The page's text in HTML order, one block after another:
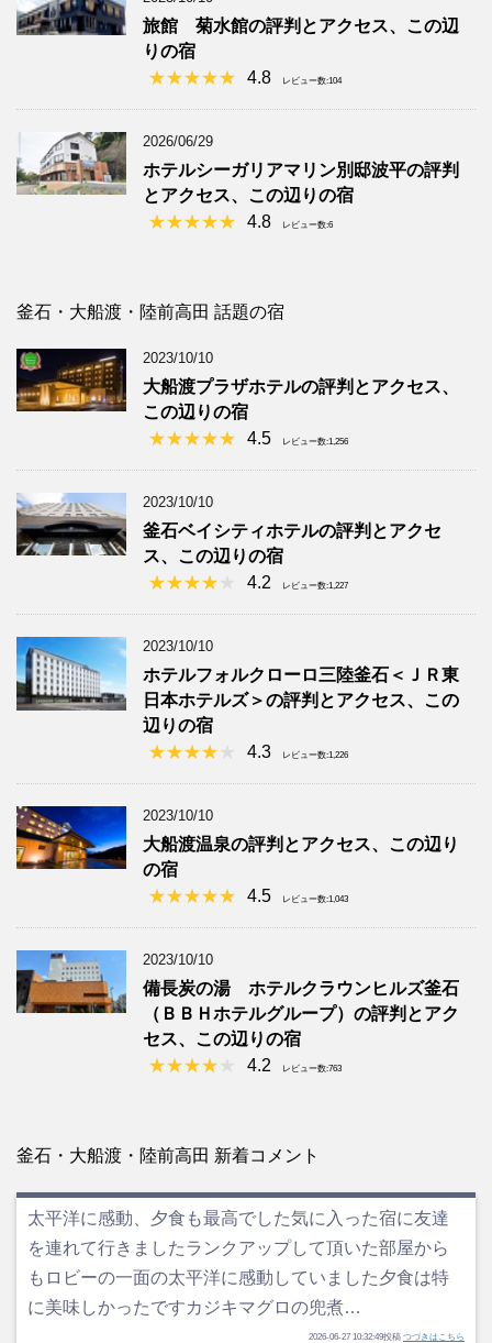
旅館 菊水館の評判とアクセス、この辺
りの宿
4.8
レビュー数:104
2026/06/29
ホテルシーガリアマリン別邸波平の評判
とアクセス、この辺りの宿
4.8
レビュー数:6
釜石・大船渡・陸前高田 話題の宿
2023/10/10
大船渡プラザホテルの評判とアクセス、
この辺りの宿
4.5
レビュー数:1,256
2023/10/10
釜石ベイシティホテルの評判とアクセ
ス、この辺りの宿
4.2
レビュー数:1,227
2023/10/10
ホテルフォルクローロ三陸釜石＜ＪＲ東
日本ホテルズ＞の評判とアクセス、この
辺りの宿
4.3
レビュー数:1,226
2023/10/10
大船渡温泉の評判とアクセス、この辺り
の宿
4.5
レビュー数:1,043
2023/10/10
備長炭の湯 ホテルクラウンヒルズ釜石
（ＢＢＨホテルグループ）の評判とアク
セス、この辺りの宿
4.2
レビュー数:763
釜石・大船渡・陸前高田 新着コメント
太平洋に感動、夕食も最高でした気に入った宿に友達
を連れて行きましたランクアップして頂いた部屋から
もロビーの一面の太平洋に感動していました夕食は特
に美味しかったですカジキマグロの兜煮…
2026-06-27 10:32:49投稿 つづきはこちら